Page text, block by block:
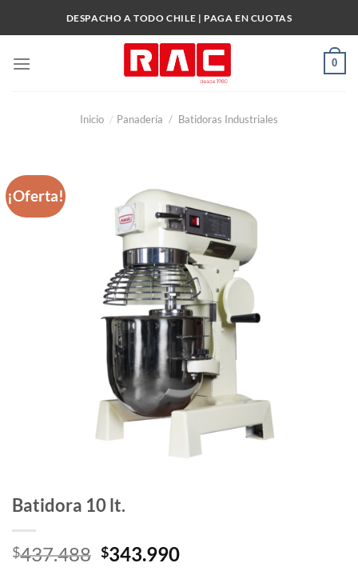
DESPACHO A TODO CHILE | PAGA EN CUOTAS
0
Inicio / Panadería / Batidoras Industriales
¡Oferta!
Batidora 10 lt.
$437.488 El
$343.990El